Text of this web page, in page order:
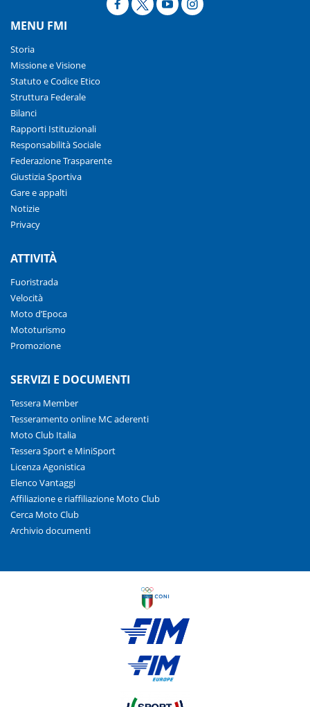
MENU FMI
Storia
Missione e Visione
Statuto e Codice Etico
Struttura Federale
Bilanci
Rapporti Istituzionali
Responsabilità Sociale
Federazione Trasparente
Giustizia Sportiva
Gare e appalti
Notizie
Privacy
ATTIVITÀ
Fuoristrada
Velocità
Moto d’Epoca
Mototurismo
Promozione
SERVIZI E DOCUMENTI
Tessera Member
Tesseramento online MC aderenti
Moto Club Italia
Tessera Sport e MiniSport
Licenza Agonistica
Elenco Vantaggi
Affiliazione e riaffiliazione Moto Club
Cerca Moto Club
Archivio documenti